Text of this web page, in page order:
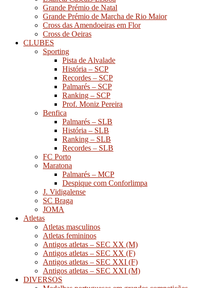
Grande Prémio de Natal
Grande Prémio de Marcha de Rio Maior
Cross das Amendoeiras em Flor
Cross de Oeiras
CLUBES
Sporting
Pista de Alvalade
História – SCP
Recordes – SCP
Palmarés – SCP
Ranking – SCP
Prof. Moniz Pereira
Benfica
Palmarés – SLB
História – SLB
Ranking – SLB
Recordes – SLB
FC Porto
Maratona
Palmarés – MCP
Despique com Conforlimpa
J. Vidigalense
SC Braga
JOMA
Atletas
Atletas masculinos
Atletas femininos
Antigos atletas – SEC XX (M)
Antigos atletas – SEC XX (F)
Antigos atletas – SEC XXI (F)
Antigos atletas – SEC XXI (M)
DIVERSOS